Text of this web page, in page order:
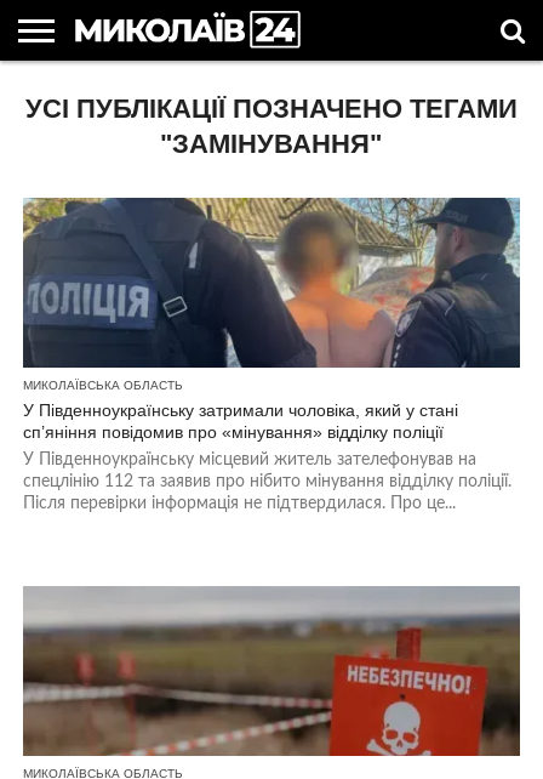
НОВИНИ
НОВИНИ
МИКОЛАЄВА
МИКОЛАЇВСЬКА
ОБЛАСТЬ
НОВИНИ
СПОРТУ
УКРАЇНА
ТА СВІТ
НОВИНИ
КОМПАНІЙ
АСТРОЛОГІЯ
СВЯТА
В
КОРИСНІ
СТАТТІ
УСІ ПУБЛІКАЦІЇ ПОЗНАЧЕНО ТЕГАМИ
"ЗАМІНУВАННЯ"
МИКОЛАЇВСЬКА ОБЛАСТЬ
У Південноукраїнську затримали чоловіка, який у стані
сп’яніння повідомив про «мінування» відділку поліції
У Південноукраїнську місцевий житель зателефонував на
спецлінію 112 та заявив про нібито мінування відділку поліції.
Після перевірки інформація не підтвердилася. Про це...
МИКОЛАЇВСЬКА ОБЛАСТЬ